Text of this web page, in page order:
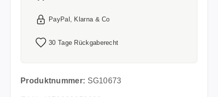
PayPal, Klarna & Co
30 Tage Rückgaberecht
Produktnummer: SG10673